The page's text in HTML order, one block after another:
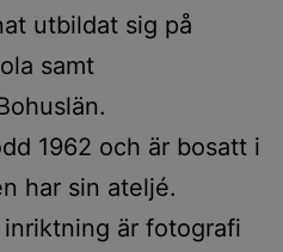
utbildat sig på
samt
1962 och är bosatt i
har sin ateljé.
är fotografi